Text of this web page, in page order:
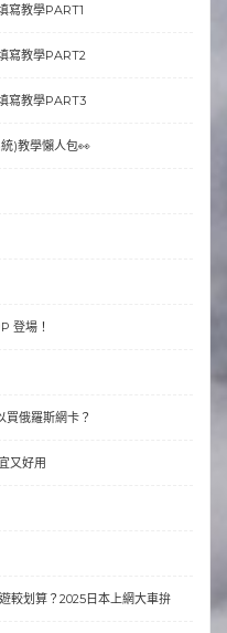
寫教學PART1
寫教學PART2
寫教學PART3
)教學懶人包👀
登場！
買俄羅斯網卡？
又好用
較划算？2025日本上網大車拚